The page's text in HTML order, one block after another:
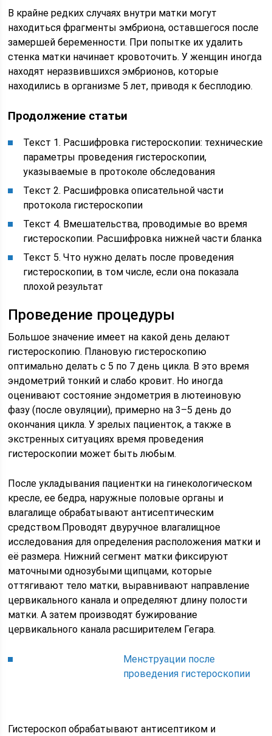
В крайне редких случаях внутри матки могут
находиться фрагменты эмбриона, оставшегося после
замершей беременности. При попытке их удалить
стенка матки начинает кровоточить. У женщин иногда
находят неразвившихся эмбрионов, которые
находились в организме 5 лет, приводя к бесплодию.
Продолжение статьи
Текст 1. Расшифровка гистероскопии: технические
параметры проведения гистероскопии,
указываемые в протоколе обследования
Текст 2. Расшифровка описательной части
протокола гистероскопии
Текст 4. Вмешательства, проводимые во время
гистероскопии. Расшифровка нижней части бланка
Текст 5. Что нужно делать после проведения
гистероскопии, в том числе, если она показала
плохой результат
Проведение процедуры
Большое значение имеет на какой день делают
гистероскопию. Плановую гистероскопию
оптимально делать с 5 по 7 день цикла. В это время
эндометрий тонкий и слабо кровит. Но иногда
оценивают состояние эндометрия в лютеиновую
фазу (после овуляции), примерно на 3–5 день до
окончания цикла. У зрелых пациенток, а также в
экстренных ситуациях время проведения
гистероскопии может быть любым.
После укладывания пациентки на гинекологическом
кресле, ее бедра, наружные половые органы и
влагалище обрабатывают антисептическим
средством.Проводят двуручное влагалищное
исследования для определения расположения матки и
её размера. Нижний сегмент матки фиксируют
маточными однозубыми щипцами, которые
оттягивают тело матки, выравнивают направление
цервикального канала и определяют длину полости
матки. А затем производят бужирование
цервикального канала расширителем Гегара.
Менструации после
проведения гистероскопии
Гистероскоп обрабатывают антисептиком и